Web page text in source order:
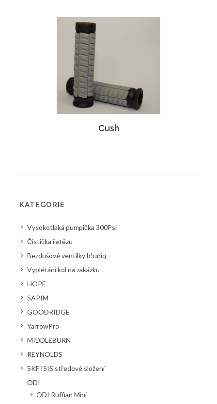
Cush
KATEGORIE
Vysokotlaká pumpička 300Psi
Čistička řetězu
Bezdušové ventilky b!uniq
Vyplétání kol na zakázku
HOPE
SAPIM
GOODRIDGE
YarrowPro
MIDDLEBURN
REYNOLDS
SKF ISIS středové složení
ODI
ODI Ruffian Mini